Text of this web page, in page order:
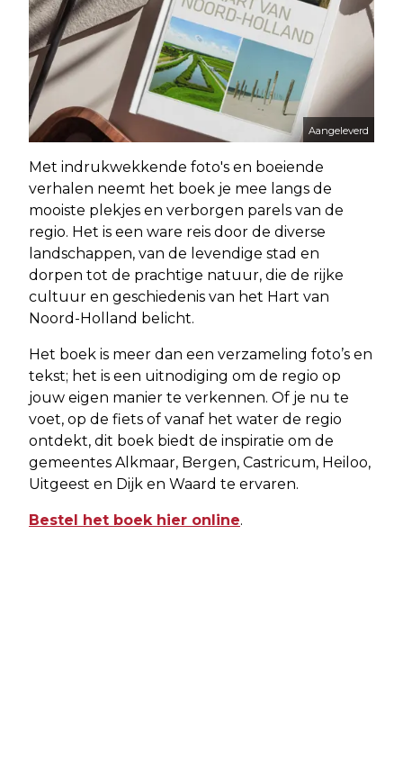
Aangeleverd
Met indrukwekkende foto's en boeiende
verhalen neemt het boek je mee langs de
mooiste plekjes en verborgen parels van de
regio. Het is een ware reis door de diverse
landschappen, van de levendige stad en
dorpen tot de prachtige natuur, die de rijke
cultuur en geschiedenis van het Hart van
Noord-Holland belicht.
Het boek is meer dan een verzameling foto’s en
tekst; het is een uitnodiging om de regio op
jouw eigen manier te verkennen. Of je nu te
voet, op de fiets of vanaf het water de regio
ontdekt, dit boek biedt de inspiratie om de
gemeentes Alkmaar, Bergen, Castricum, Heiloo,
Uitgeest en Dijk en Waard te ervaren.
Bestel het boek hier online.